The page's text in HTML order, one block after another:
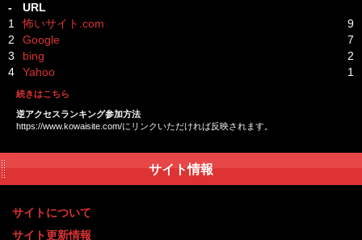
-
URL
1
怖いサイト.com
9
2
Google
7
3
bing
2
4
Yahoo 1
続きはこちら
逆アクセスランキング参加方法
https://www.kowaisite.com/にリンクいただければ反映されます。
サイト情報
サイトについて
サイト更新情報